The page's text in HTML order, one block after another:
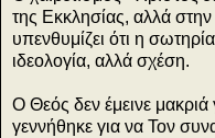
της Εκκλησίας, αλλά
υπενθυμίζει ότι η
ιδεολογία, αλλά σχέση.
Ο Θεός δεν έμεινε μακριά
γεννήθηκε για να Τον